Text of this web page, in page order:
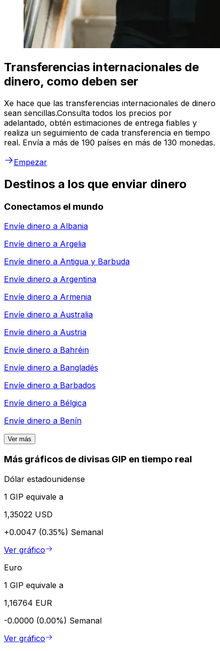
Transferencias internacionales de
dinero, como deben ser
Xe hace que las transferencias internacionales de dinero
sean sencillas.Consulta todos los precios por
adelantado, obtén estimaciones de entrega fiables y
realiza un seguimiento de cada transferencia en tiempo
real. Envía a más de 190 países en más de 130 monedas.
Empezar
Destinos a los que enviar dinero
Conectamos el mundo
Envíe dinero a Albania
Envíe dinero a Argelia
Envíe dinero a Antigua y Barbuda
Envíe dinero a Argentina
Envíe dinero a Armenia
Envíe dinero a Australia
Envíe dinero a Austria
Envíe dinero a Bahréin
Envíe dinero a Bangladés
Envíe dinero a Barbados
Envíe dinero a Bélgica
Envíe dinero a Benín
Ver más
Más gráficos de divisas GIP en tiempo real
Dólar estadounidense
1 GIP equivale a
1,35022 USD
+0.0047 (0.35%) Semanal
Ver gráfico
Euro
1 GIP equivale a
1,16764 EUR
-0.0000 (0.00%) Semanal
Ver gráfico